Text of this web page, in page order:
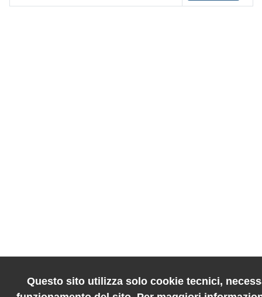
Questo sito utilizza solo cookie tecnici,